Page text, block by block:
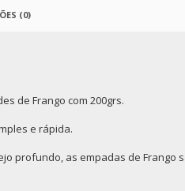
(0)
de Frango com 200grs.
e rápida.
profundo, as empadas de Frango